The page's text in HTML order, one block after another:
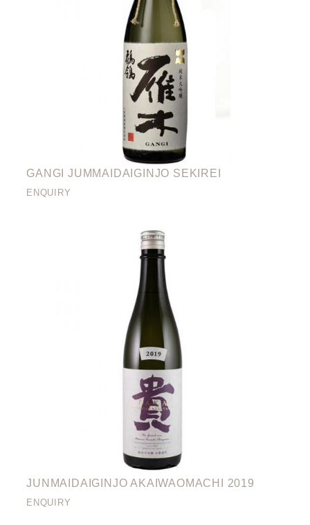
GANGI JUMMAIDAIGINJO SEKIREI
ENQUIRY
JUNMAIDAIGINJO AKAIWAOMACHI 2019
ENQUIRY